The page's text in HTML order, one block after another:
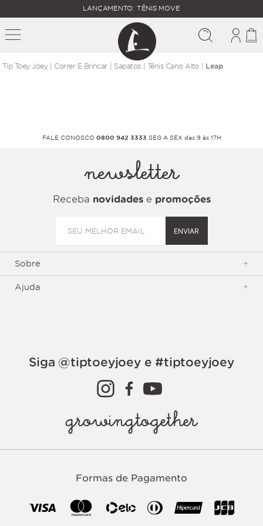
FALTAM
MAIS
R$
400,00
PARA O
FRETE
GRÁTIS
LANÇAMENTO: TÊNIS MOVE
correr e brincar sapatos tênis cano alto Leap
FALE CONOSCO 0800 942 3333 SEG A SEX das 9 às 17H
newsletter
Receba novidadese promoções
ENVIAR
Sobre +
Ajuda +
Siga @tiptoeyjoey e #tiptoeyjoey
growingtogether
Formas de Pagamento